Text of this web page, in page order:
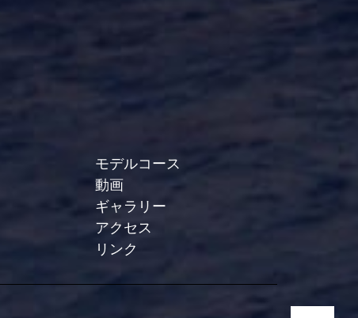
モデルコース
動画
ギャラリー
アクセス
リンク